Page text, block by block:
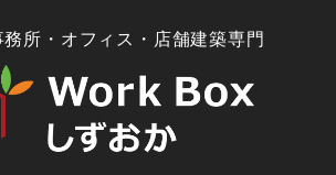
所・オフィス・店舗建築専門